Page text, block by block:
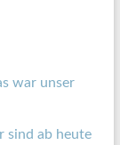
war unser
sind ab heute